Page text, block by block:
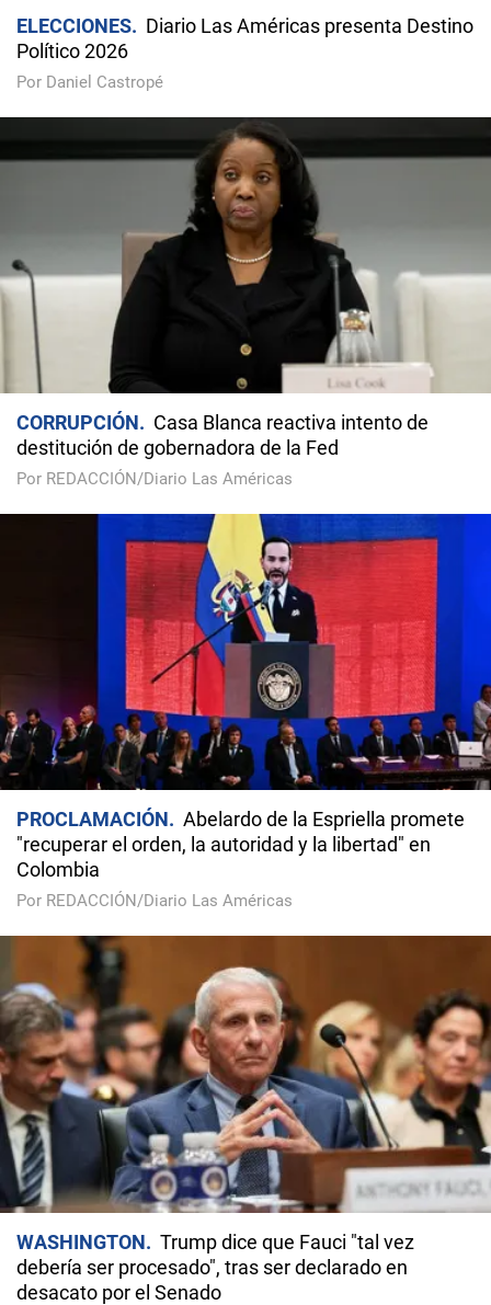
ELECCIONES
Diario Las Américas presenta Destino
Político 2026
Por Daniel Castropé
CORRUPCIÓN
Casa Blanca reactiva intento de
destitución de gobernadora de la Fed
Por REDACCIÓN/Diario Las Américas
PROCLAMACIÓN
Abelardo de la Espriella promete
"recuperar el orden, la autoridad y la libertad" en
Colombia
Por REDACCIÓN/Diario Las Américas
WASHINGTON
Trump dice que Fauci "tal vez
debería ser procesado", tras ser declarado en
desacato por el Senado